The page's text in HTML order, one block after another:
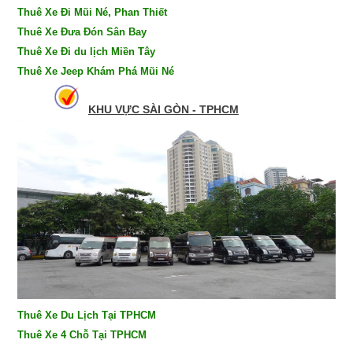
Thuê Xe Đi Mũi Né, Phan Thiết
Thuê Xe Đưa Đón Sân Bay
Thuê Xe Đi du lịch Miền Tây
Thuê Xe Jeep Khám Phá Mũi Né
KHU VỰC SÀI GÒN - TPHCM
Thuê Xe Du Lịch Tại TPHCM
Thuê Xe 4 Chỗ Tại TPHCM